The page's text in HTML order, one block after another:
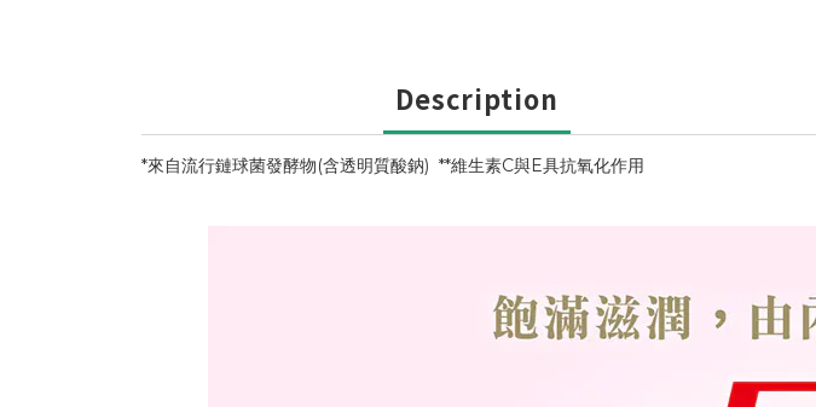
Description
*來自流行鏈球菌發酵物(含透明質酸鈉) **維生素C與E具抗氧化作用